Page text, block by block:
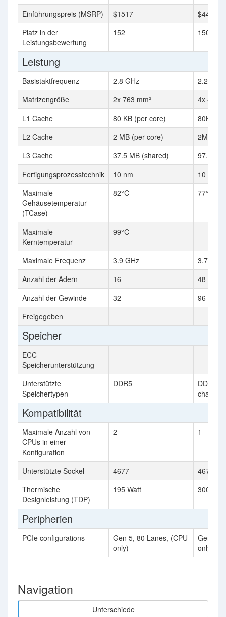
Einführungspreis (MSRP) $1517
$4491
Platz in der
Leistungsbewertung
152 150
Leistung
Basistaktfrequenz 2.8 GHz
2.2 GHz
Matrizengröße
2x 763 mm²
4x 477
L1 Cache
80 KB (per core)
80K
L2 Cache
2 MB (per core)
2MB
L3 Cache
37.5 MB (shared)
97.5MB
Fertigungsprozesstechnik
10 nm
10 nm
Maximale
Gehäusetemperatur
(TCase)
82°C 77°C
Maximale
Kerntemperatur
99°C
Maximale Frequenz 3.9 GHz
3.7 GHz
Anzahl der Adern
16
48
Anzahl der Gewinde
32
96
Freigegeben
Speicher
ECC-
Speicherunterstützung
Unterstützte
Speichertypen
DDR5
DDR5-
channel
Kompatibilität
Maximale Anzahl von
CPUs in einer
Konfiguration
2 1
Unterstützte Sockel 4677
4677
Thermische
Designleistung (TDP)
195 Watt 300 Watt
Peripherien
PCIe configurations
Gen 5, 80 Lanes, (CPU
only)
Gen 5,
only)
Navigation
Unterschiede